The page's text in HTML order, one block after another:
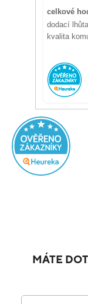
MÁTE